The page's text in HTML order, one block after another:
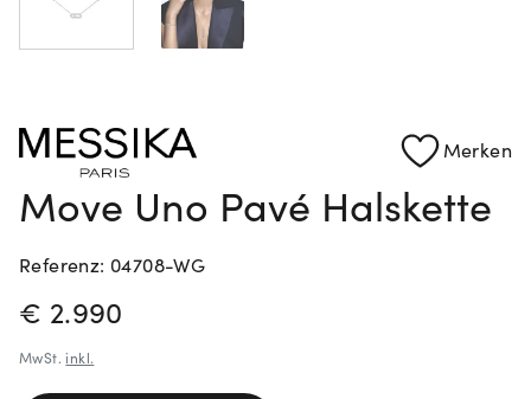
Rolex Certified Pre-Owned entdecken
Merken
Move Uno Pavé Halskette
Referenz: 04708-WG
PREISINFORMATIONEN
€ 2.990
MwSt. inkl.